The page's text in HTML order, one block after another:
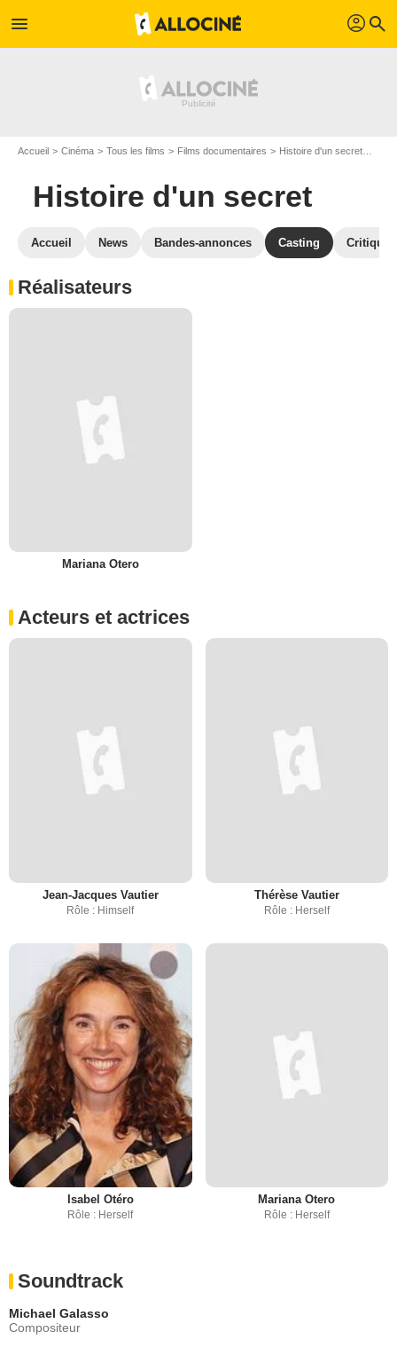
menu profil search
Accueil Cinéma Tous les films Films documentaires Histoire d'un secret
Histoire d'un secret
Accueil News Bandes-annonces Casting
Réalisateurs
Mariana Otero
Acteurs et actrices
Jean-Jacques Vautier
Rôle : Himself
Thérèse Vautier
Rôle : Herself
Isabel Otéro
Rôle : Herself
Mariana Otero
Rôle : Herself
Soundtrack
Michael Galasso
Compositeur